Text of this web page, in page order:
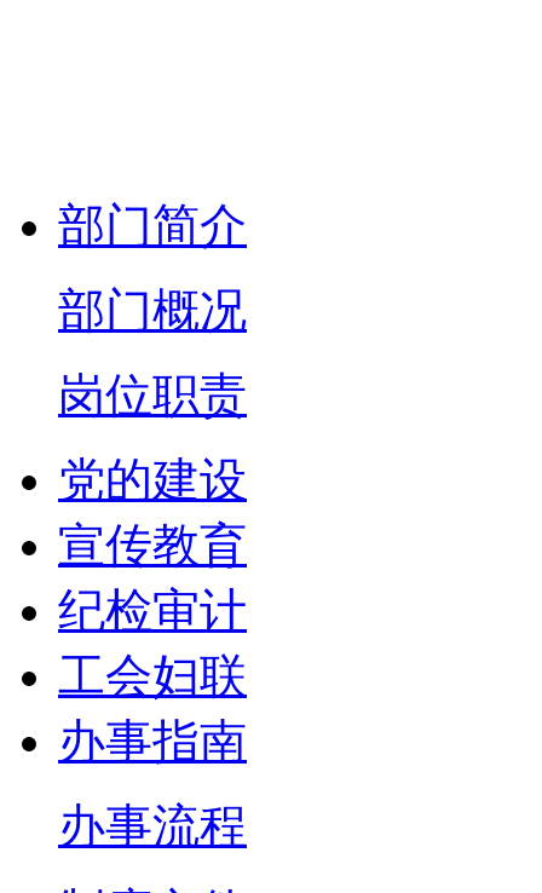
部门简介
部门概况
岗位职责
党的建设
宣传教育
纪检审计
工会妇联
办事指南
办事流程